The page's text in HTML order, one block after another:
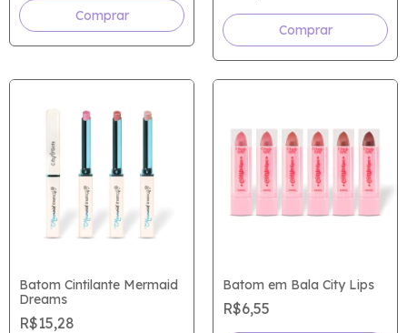
Comprar
Batom Cintilante Mermaid
Dreams
R$15,28
Batom em Bala City Lips
R$6,55